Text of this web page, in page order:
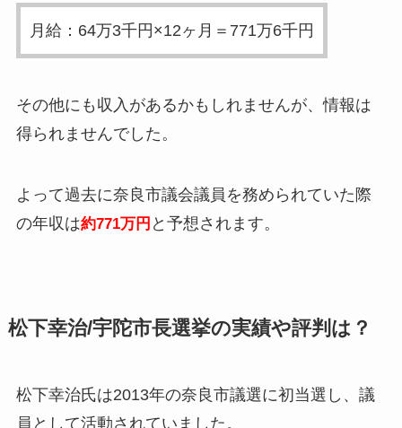
月給：64万3千円×12ヶ月＝771万6千円
その他にも収入があるかもしれませんが、情報は
得られませんでした。
よって過去に奈良市議会議員を務められていた際
の年収は約771万円 と予想されます。
松下幸治/宇陀市長選挙の実績や評判は？
松下幸治氏は2013年の奈良市議選に初当選し、議
員として活動されていました。